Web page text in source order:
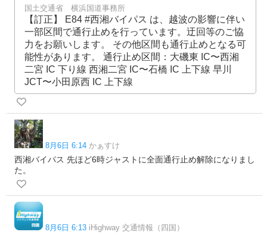
国土交通省 横浜国道事務所
【訂正】 E84 #西湘バイパス は、越波の影響に伴い
一部区間で通行止めを行っています。迂回等のご協
力をお願いします。 その他区間も通行止めとなる可
能性があります。 通行止め区間：大磯東 IC〜西湘
二宮 IC 下り線 西湘二宮 IC〜石橋 IC 上下線 早川
JCT〜小田原西 IC 上下線
8月6日 6:14 かぁすけ
西湘バイパス 先ほど6時ジャストに全面通行止め解除になりまし
た。
8月6日 6:13 iHighway 交通情報（四国）